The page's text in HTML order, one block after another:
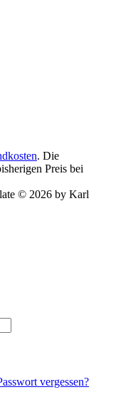
. Die
Preis bei
© 2026 by Karl
vergessen?